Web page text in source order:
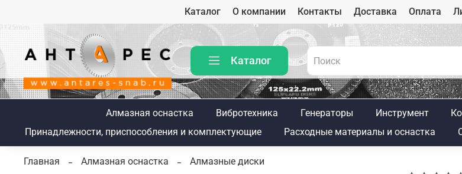
Каталог О компании Контакты Доставка Оплата
Каталог
Алмазная оснастка Вибротехника Генераторы Инструмент
Принадлежности, приспособления и комплектующие
Расходные материалы и оснастка
Главная Алмазная оснастка Алмазные диски